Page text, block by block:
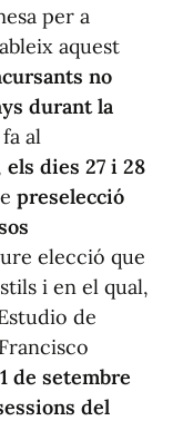
per a
aquest
no
durant la
al
els dies 27 i 28
preselecció
elecció que
i en el qual,
de
de setembre
del